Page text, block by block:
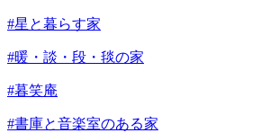
#星と暮らす家
#暖・談・段・毯の家
#暮笑庵
#書庫と音楽室のある家